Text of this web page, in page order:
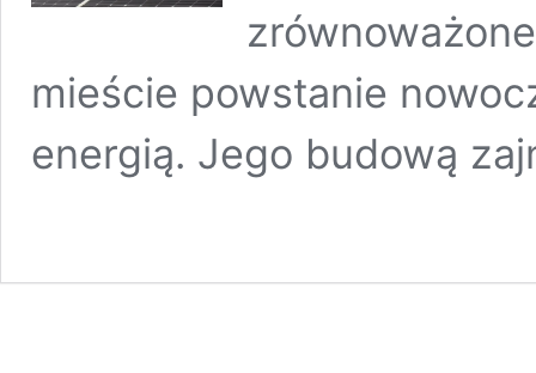
mieście powstanie
energią. Jego budową